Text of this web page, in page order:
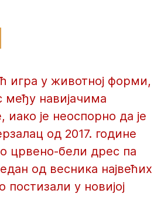
игра у животној форми,
међу навијачима
иако је неоспорно да је
од 2017. године
црвено-бели дрес па
од весника највећих
постизали у новијој